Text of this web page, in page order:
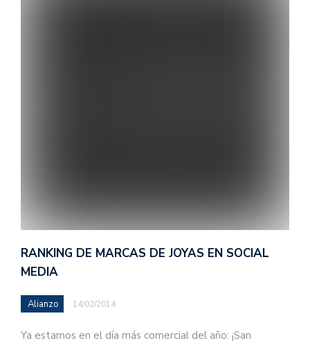
RANKING DE MARCAS DE JOYAS EN SOCIAL
MEDIA
Alianzo 14/02/2014
Ya estamos en el día más comercial del año: ¡San